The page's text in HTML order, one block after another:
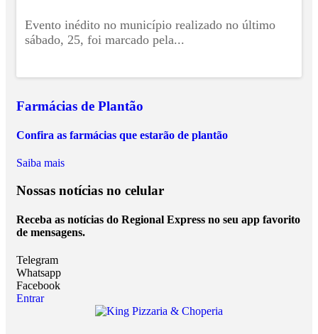
Evento inédito no município realizado no último
sábado, 25, foi marcado pela...
Farmácias de Plantão
Confira as farmácias que estarão de plantão
Saiba mais
Nossas notícias no celular
Receba as notícias do Regional Express no seu app favorito
de mensagens.
Telegram
Whatsapp
Facebook
Entrar